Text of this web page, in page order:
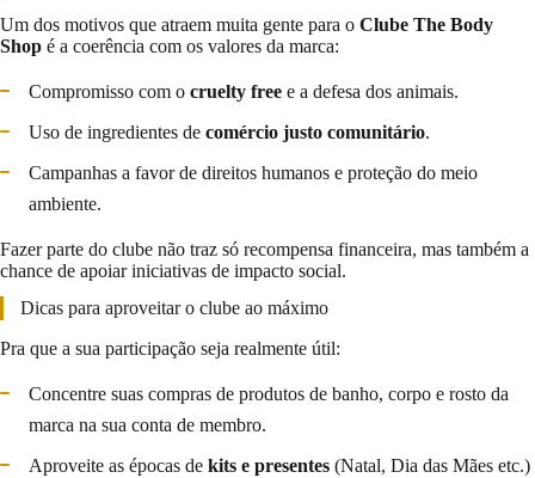
Um dos motivos que atraem muita gente para o Clube The Body
Shop é a coerência com os valores da marca:
Compromisso com o cruelty free e a defesa dos animais.
Uso de ingredientes de comércio justo comunitário.
Campanhas a favor de direitos humanos e proteção do meio
ambiente.
Fazer parte do clube não traz só recompensa financeira, mas também a
chance de apoiar iniciativas de impacto social.
Dicas para aproveitar o clube ao máximo
Pra que a sua participação seja realmente útil:
Concentre suas compras de produtos de banho, corpo e rosto da
marca na sua conta de membro.
Aproveite as épocas de kits e presentes (Natal, Dia das Mães etc.)